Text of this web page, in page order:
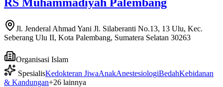
Jl. Jenderal Ahmad Yani Jl. Silaberanti No.13, 13 Ulu, Kec.
Seberang Ulu II, Kota Palembang, Sumatera Selatan 30263
Organisasi Islam
SpesialisKedokteran JiwaAnakAnestesiologiBedahKebidanan
& Kandungan+26 lainnya